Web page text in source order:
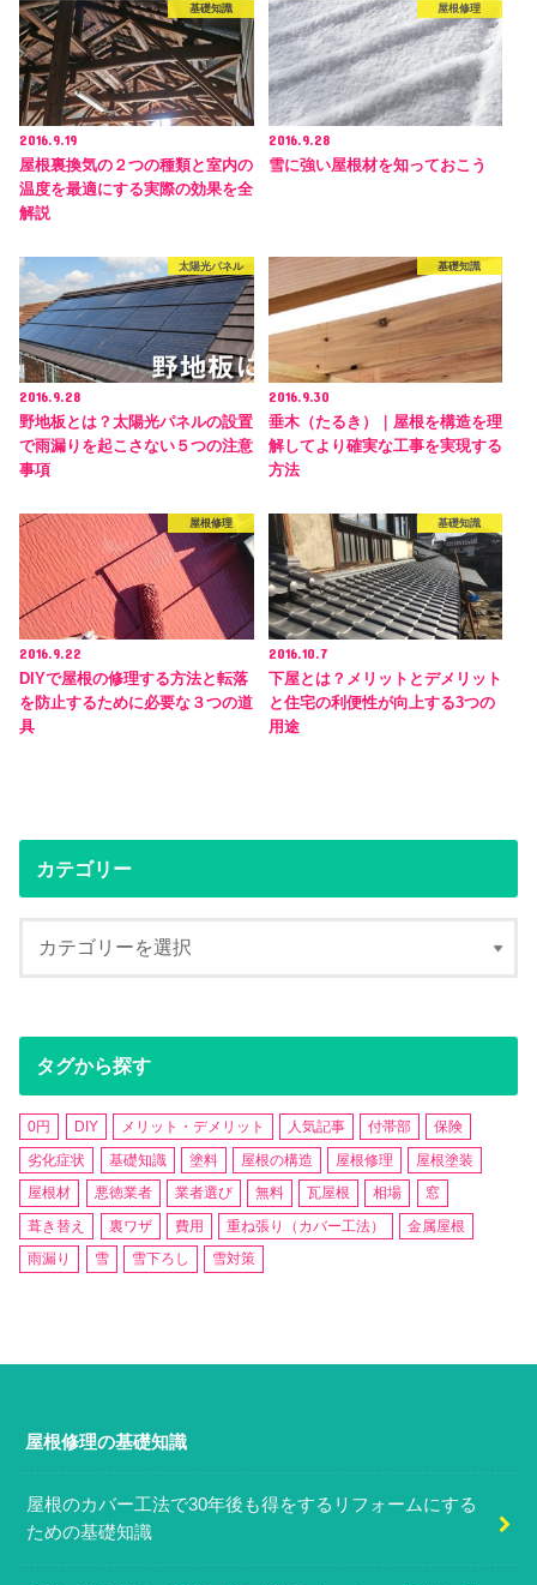
基礎知識
2016.9.19
屋根裏換気の２つの種類と室内の
温度を最適にする実際の効果を全
解説
屋根修理
2016.9.28
雪に強い屋根材を知っておこう
太陽光パネル
2016.9.28
野地板とは？太陽光パネルの設置
で雨漏りを起こさない５つの注意
事項
基礎知識
2016.9.30
垂木（たるき）｜屋根を構造を理
解してより確実な工事を実現する
方法
屋根修理
2016.9.22
DIYで屋根の修理する方法と転落
を防止するために必要な３つの道
具
基礎知識
2016.10.7
下屋とは？メリットとデメリット
と住宅の利便性が向上する3つの
用途
カテゴリー
タグから探す
0円 DIY メリット・デメリット 人気記事 付帯部
保険
劣化症状
基礎知識 塗料 屋根の構造 屋根修理
屋根塗装
屋根材
悪徳業者 業者選び 無料 瓦屋根 相場
窓
葺き替え
裏ワザ 費用 重ね張り（カバー工法）
金属屋根
雨漏り
雪 雪下ろし 雪対策
屋根修理の基礎知識
屋根のカバー工法で30年後も得をするリフォームにする
ための基礎知識